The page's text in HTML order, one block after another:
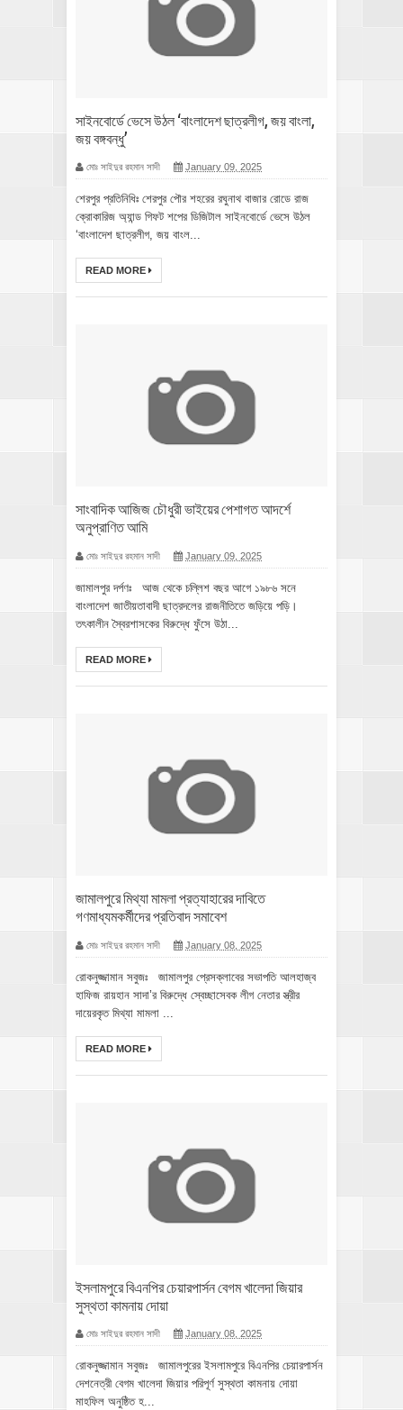
সাইনবোর্ডে ভেসে উঠল ‘বাংলাদেশ ছাত্রলীগ, জয় বাংলা,
জয় বঙ্গবন্ধু’
মোঃ সাইদুর রহমান সাদী January 09, 2025
শেরপুর প্রতিনিধিঃ শেরপুর পৌর শহরের রঘুনাথ বাজার রোডে রাজ
ক্রোকারিজ অ্যান্ড গিফট শপের ডিজিটাল সাইনবোর্ডে ভেসে উঠল
‘বাংলাদেশ ছাত্রলীগ, জয় বাংল...
READ MORE
সাংবাদিক আজিজ চৌধুরী ভাইয়ের পেশাগত আদর্শে
অনুপ্রাণিত আমি
মোঃ সাইদুর রহমান সাদী January 09, 2025
জামালপুর দর্পণঃ আজ থেকে চল্লিশ বছর আগে ১৯৮৬ সনে
বাংলাদেশ জাতীয়তাবাদী ছাত্রদলের রাজনীতিতে জড়িয়ে পড়ি।
তৎকালীন স্বৈরশাসকের বিরুদ্ধে ফুঁসে উঠা...
READ MORE
জামালপুরে মিথ্যা মামলা প্রত্যাহারের দাবিতে
গণমাধ্যমকর্মীদের প্রতিবাদ সমাবেশ
মোঃ সাইদুর রহমান সাদী January 08, 2025
রোকনুজ্জামান সবুজঃ জামালপুর প্রেসক্লাবের সভাপতি আলহাজ্ব
হাফিজ রায়হান সাদা’র বিরুদ্ধে স্বেচ্ছাসেবক লীগ নেতার স্ত্রীর
দায়েরকৃত মিথ্যা মামলা ...
READ MORE
ইসলামপুরে বিএনপির চেয়ারপার্সন বেগম খালেদা জিয়ার
সুস্থতা কামনায় দোয়া
মোঃ সাইদুর রহমান সাদী January 08, 2025
রোকনুজ্জামান সবুজঃ জামালপুরের ইসলামপুরে বিএনপির চেয়ারপার্সন
দেশনেত্রী বেগম খালেদা জিয়ার পরিপূর্ণ সুস্থতা কামনায় দোয়া
মাহফিল অনুষ্ঠিত হ...